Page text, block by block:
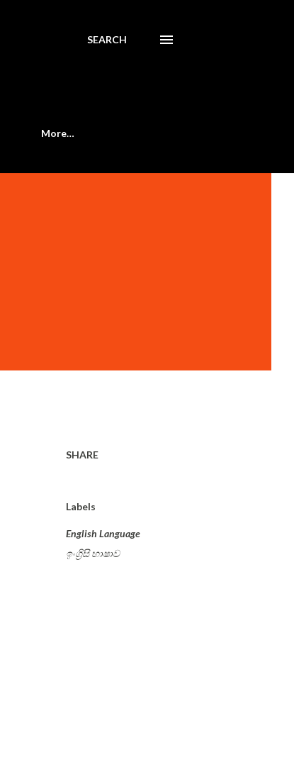
SEARCH
More…
SHARE
Labels
English Language
ඉංග්‍රිසි භාෂාව